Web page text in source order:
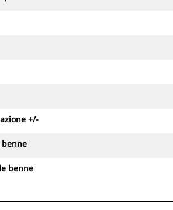
di valvole di
qualora si
della
l'escavatore
in cantiere.
anche in grado
stretti riducendo
di incidenti
+/-
benne
benne